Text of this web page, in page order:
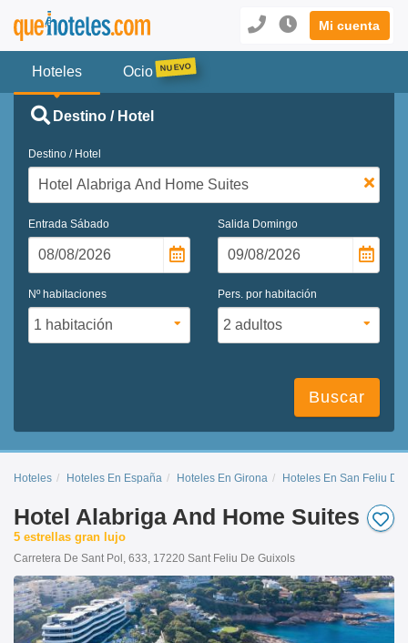
Mi cuenta
Hoteles Ocio
Destino / Hotel
Destino / Hotel
Entrada Sábado Salida Domingo
Nº habitaciones Pers. por habitación
Buscar
Hoteles Hoteles En España Hoteles En Girona Hoteles En San Feliu De
Hotel Alabriga And Home Suites
5 estrellas gran lujo
Carretera De Sant Pol, 633, 17220 Sant Feliu De Guixols